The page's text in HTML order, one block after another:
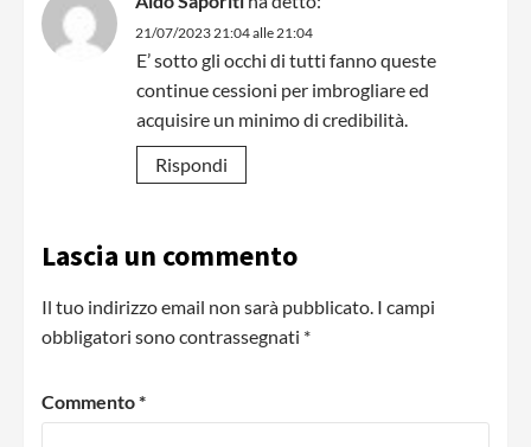
21/07/2023 21:04 alle 21:04
E’ sotto gli occhi di tutti fanno queste
continue cessioni per imbrogliare ed
acquisire un minimo di credibilità.
Rispondi
Lascia un commento
Il tuo indirizzo email non sarà pubblicato. I campi
obbligatori sono contrassegnati *
Commento*